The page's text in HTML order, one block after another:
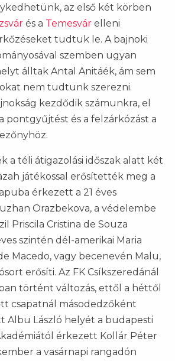
az első két körben
és a Temesvár elleni
tudtuk le. A bajnoki
szemben ugyan
álltak Antal Anitáék, ám sem
nem tudtunk szerezni.
kezdődik számunkra, el
pontgyűjtést és a felzárkózást a
a téli átigazolási időszak alatt két
játékossal erősítették meg a
érkezett a 21 éves
Orazbekova, a védelembe
Priscila Cristina de Souza
szintén dél-amerikai Maria
Macedo, vagy becenevén Malu,
erősíti. Az FK Csíkszeredánál
történt változás, ettől a héttől
csapatnál másodedzőként
Albu László helyét a budapesti
érkezett Kollár Péter
a vasárnapi rangadón